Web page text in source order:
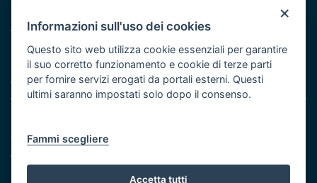
Vai al sito di Protezione Civile Puglia
Iniziativa finanziata con risorse del POR Puglia 2014/2020 -
Asse XI
Cookie e privacy
Atti di notifica
Feed RSS
×
Informazioni sull'uso dei cookies
Questo sito web utilizza cookie essenziali per garantire
il suo corretto funzionamento e cookie di terze parti
per fornire servizi erogati da portali esterni. Questi
ultimi saranno impostati solo dopo il consenso.
Fammi scegliere
Accetta tutti